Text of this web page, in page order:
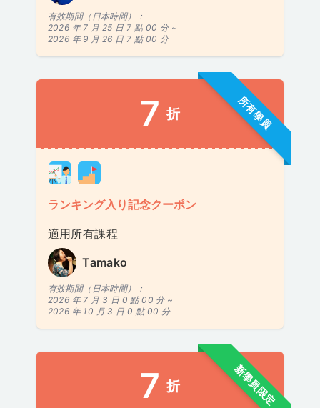
有效期間（日本時間）：
2026 年 7 月 25 日 7 點 00 分 ~
2026 年 9 月 26 日 7 點 00 分
所有學員
7 折
ランキング入り記念クーポン
適用所有課程
Tamako
有效期間（日本時間）：
2026 年 7 月 3 日 0 點 00 分 ~
2026 年 10 月 3 日 0 點 00 分
新學員限定
7 折